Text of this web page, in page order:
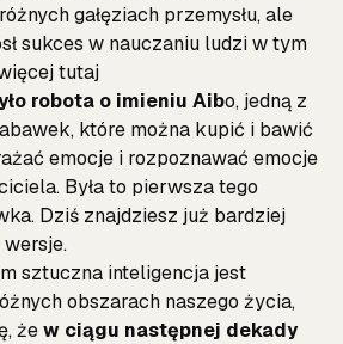
gałęziach przemysłu, ale
sukces w nauczaniu ludzi w tym
tutaj
robota o imieniu Aibo, jedną z
które można kupić i bawić
emocje i rozpoznawać emocje
Była to pierwsza tego
Dziś znajdziesz już bardziej
sztuczna inteligencja jest
obszarach naszego życia,
żew ciągu następnej dekady